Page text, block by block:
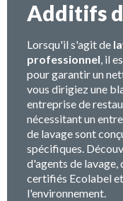
Additifs
Lorsqu'il s'agit de
professionnel, il
pour garantir un
vous dirigiez une
entreprise de
nécessitant un
de lavage sont
spécifiques.
d'agents de lavage,
certifiés Ecolabel
l'environnement.